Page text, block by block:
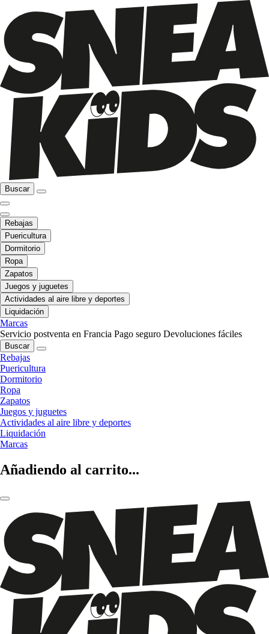
Buscar
Rebajas
Puericultura
Dormitorio
Ropa
Zapatos
Juegos y juguetes
Actividades al aire libre y deportes
Liquidación
Marcas
Servicio postventa en Francia Pago seguro Devoluciones fáciles
Buscar
Rebajas
Puericultura
Dormitorio
Ropa
Zapatos
Juegos y juguetes
Actividades al aire libre y deportes
Liquidación
Marcas
Añadiendo al carrito...